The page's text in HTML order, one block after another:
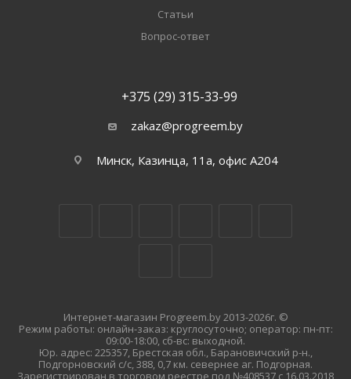
Статьи
Вопрос-ответ
+375 (29) 315-33-99
zakaz@progreem.by
Минск, Казинца, 11а, офис А204
Интернет-магазин Progreem.by 2013-2026г. ©
Режим работы: онлайн-заказ: круглосуточно; оператор: пн-пт:
09:00-18:00, сб-вс: выходной.
Юр. адрес: 225357, Брестская обл., Барановичский р-н.,
Подгорновский с/с, 388, 0,7 км. севернее аг. Подгорная.
Зарегистрирован в торговом реестре под №408537 с 16.03.2018